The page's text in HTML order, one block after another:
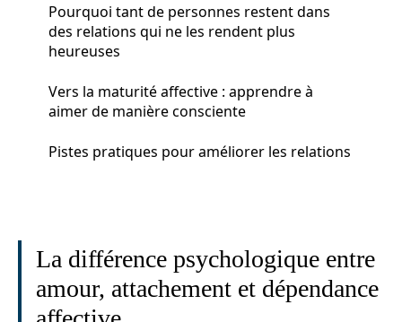
Pourquoi tant de personnes restent dans
des relations qui ne les rendent plus
heureuses
Vers la maturité affective : apprendre à
aimer de manière consciente
Pistes pratiques pour améliorer les relations
La différence psychologique entre
amour, attachement et dépendance